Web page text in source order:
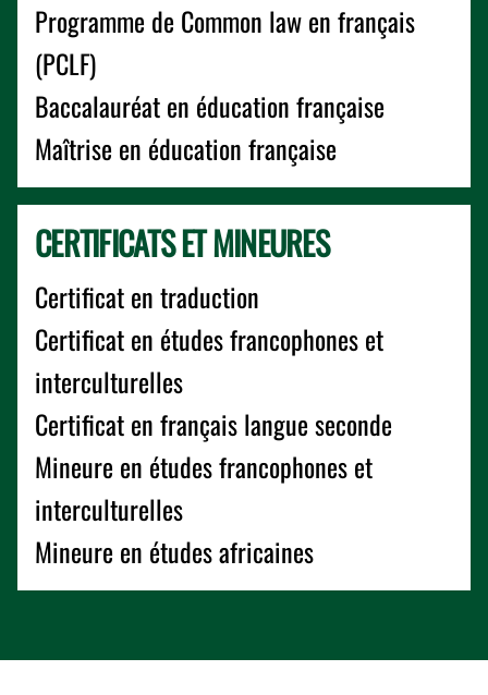
Programme de Common law en français
(PCLF)
Baccalauréat en éducation française
Maîtrise en éducation française
CERTIFICATS ET MINEURES
Certificat en traduction
Certificat en études francophones et
interculturelles
Certificat en français langue seconde
Mineure en études francophones et
interculturelles
Mineure en études africaines